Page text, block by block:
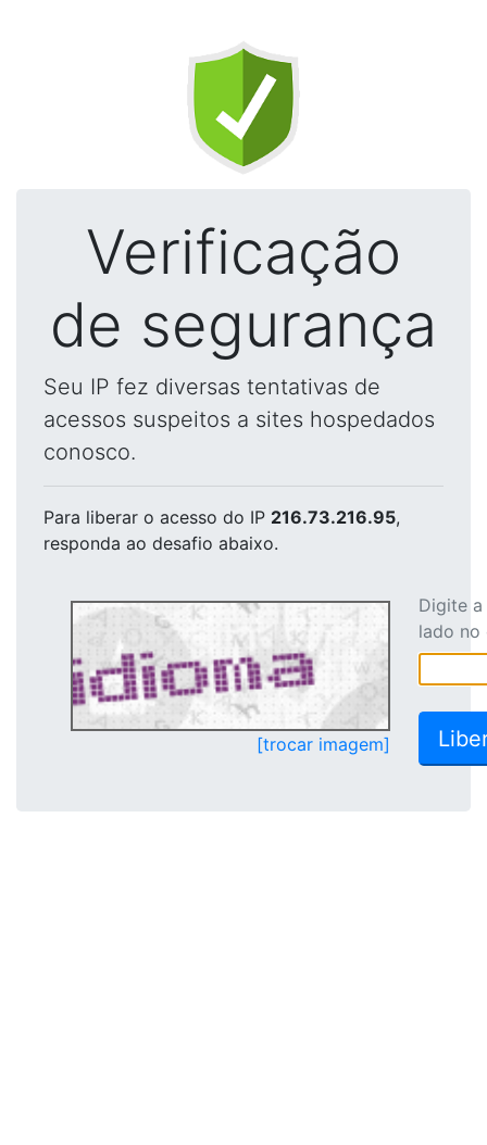
Verificação
de segurança
Seu IP fez diversas tentativas de
acessos suspeitos a sites hospedados
conosco.
Para liberar o acesso do IP 216.73.216.95,
responda ao desafio abaixo.
[trocar imagem]
Digite
lado no